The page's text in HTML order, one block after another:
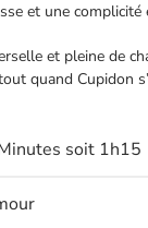
et une complicité
et pleine de
quand Cupidon
soit 1h15